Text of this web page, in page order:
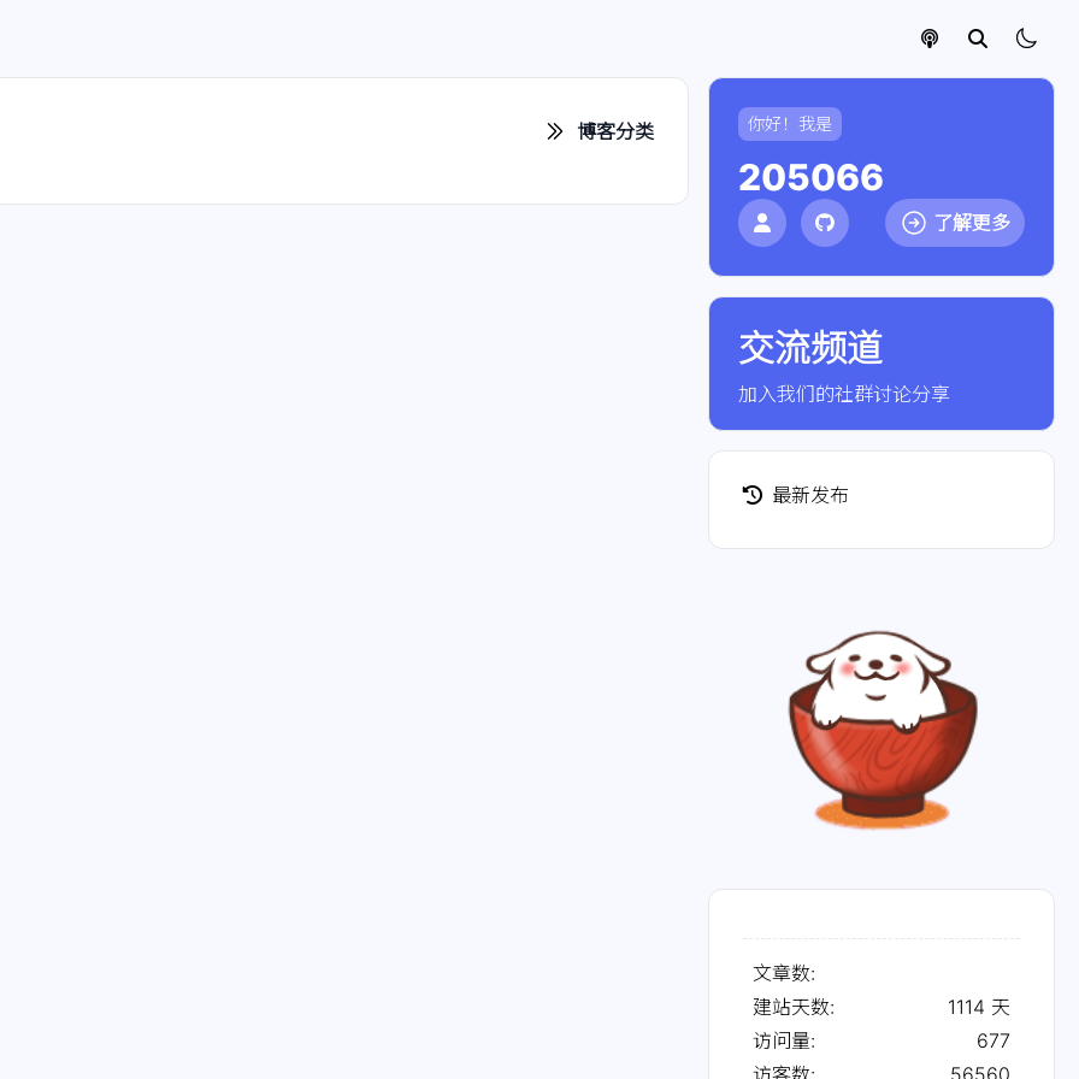
博客分类 你好！我是
205066
了解更多
交流频道
加入我们的社群讨论分享
点击加入社群
最新发布
文章数:
建站天数:
1114 天
访问量:
677
访客数:
56560